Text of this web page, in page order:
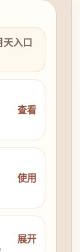
天入口
查看
使用
展开